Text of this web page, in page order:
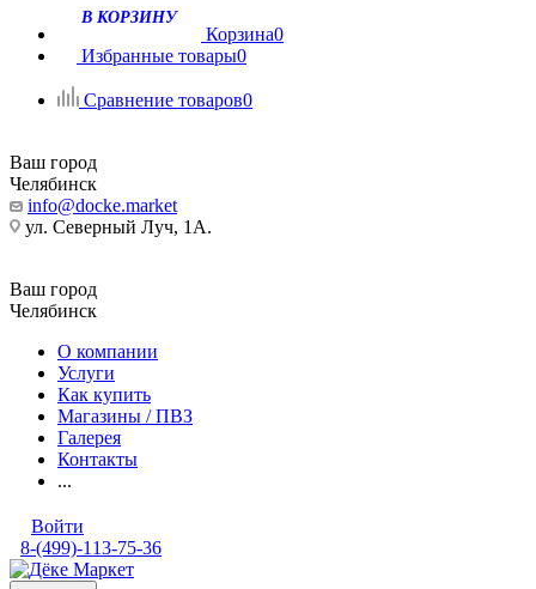
В КОРЗИНУ
Корзина0
Избранные товары0
Сравнение товаров0
Ваш город
Челябинск
info@docke.market
ул. Северный Луч, 1А.
Ваш город
Челябинск
О компании
Услуги
Как купить
Магазины / ПВЗ
Галерея
Контакты
...
Войти
8-(499)-113-75-36